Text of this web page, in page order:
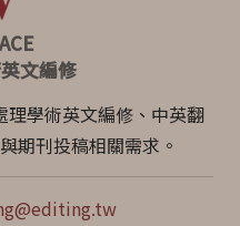
文編修
理學術英文編修、中英翻
期刊投稿相關需求。